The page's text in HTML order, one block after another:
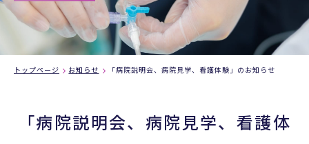
トップページ お知らせ 「病院説明会、病院見学、看護体験」のお知らせ
「病院説明会、病院見学、看護体